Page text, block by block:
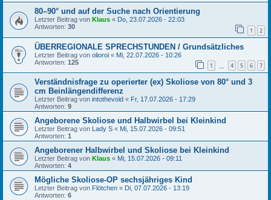
80–90° und auf der Suche nach Orientierung
Letzter Beitrag von Klaus « Do, 23.07.2026 - 22:03
Antworten: 30 1 2
ÜBERREGIONALE SPRECHSTUNDEN / Grundsätzliches
Letzter Beitrag von olioroi « Mi, 22.07.2026 - 10:26
Antworten: 125 1 4 5 6 7
Verständnisfrage zu operierter (ex) Skoliose von 80° und 3
cm Beinlängendifferenz
Letzter Beitrag von intothevoid « Fr, 17.07.2026 - 17:29
Antworten: 9
Angeborene Skoliose und Halbwirbel bei Kleinkind
Letzter Beitrag von Lady S « Mi, 15.07.2026 - 09:51
Antworten: 1
Angeborener Halbwirbel und Skoliose bei Kleinkind
Letzter Beitrag von Klaus « Mi, 15.07.2026 - 09:11
Antworten: 4
Mögliche Skoliose-OP sechsjähriges Kind
Letzter Beitrag von Flötchen « Di, 07.07.2026 - 13:19
Antworten: 6